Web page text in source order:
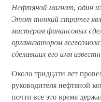
Нефтяной магнат, один
Этот тонкий стратег
мастером финансовых
организатором
сделавших его имя
Около тридцати лет
руководителя нефтяной
почти все это время